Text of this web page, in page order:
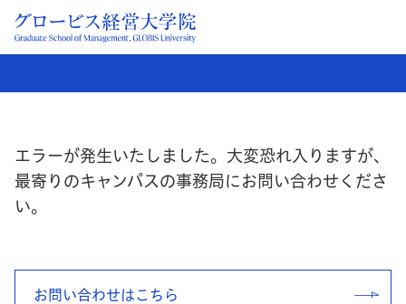
エラーが発生いたしました。大変恐れ入りますが、
最寄りのキャンパスの事務局にお問い合わせくださ
い。
お問い合わせはこちら